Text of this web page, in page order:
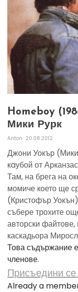
Homeboy
Мики Рурк
Anton 20.08.2012
Джони Уокър (Мики
кaубой от
Там, на брега на
момиче което ще
(Кристофър
събере трохите
авторски файтове,
каскадьора
Това съдържание
членове.
Присъедини се
Already a